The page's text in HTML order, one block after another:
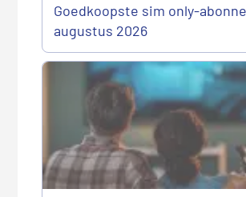
Goedkoopste sim only-
augustus 2026